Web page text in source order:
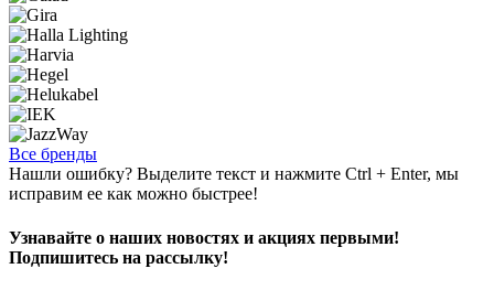
Все бренды
Нашли ошибку? Выделите текст и нажмите Ctrl + Enter, мы
исправим ее как можно быстрее!
Узнавайте о наших новостях и акциях первыми!
Подпишитесь на рассылку!